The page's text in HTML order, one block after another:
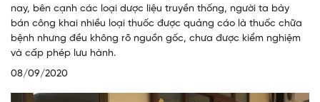
nay, bên cạnh các loại dược liệu truyền thống, người ta bày
bán công khai nhiều loại thuốc được quảng cáo là thuốc chữa
bệnh nhưng đều không rõ nguồn gốc, chưa được kiểm nghiệm
và cấp phép lưu hành.
08/09/2020